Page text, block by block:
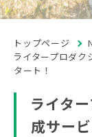
トップページ
ライタープロダ
タート！
ライタ
成サー